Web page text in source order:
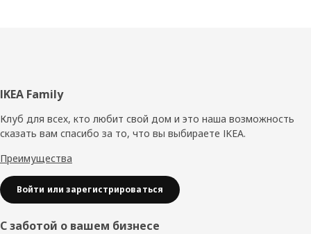
Нижний
колонтитул
IKEA Family
Клуб для всех, кто любит свой дом и это наша возможность
сказать вам спасибо за то, что вы выбираете IKEA.
Преимущества
Войти или зарегистрироваться
С заботой о вашем бизнесе